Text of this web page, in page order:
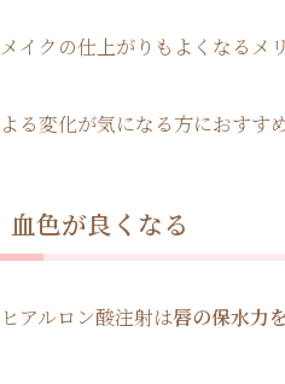
メイクの仕上がりもよくなるメ
よる変化が気になる方におすすめ
血色が良くなる
ヒアルロン酸注射は唇の保水力